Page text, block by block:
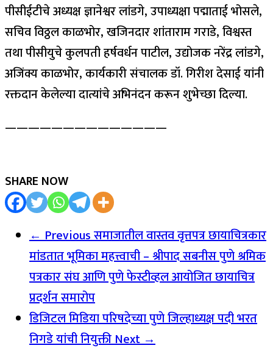
पीसीईटीचे अध्यक्ष ज्ञानेश्वर लांडगे, उपाध्यक्षा पद्माताई भोसले,
सचिव विठ्ठल काळभोर, खजिनदार शांताराम गराडे, विश्वस्त
तथा पीसीयुचे कुलपती हर्षवर्धन पाटील, उद्योजक नरेंद्र लांडगे,
अजिंक्य काळभोर, कार्यकारी संचालक डॉ. गिरीश देसाई यांनी
रक्तदान केलेल्या दात्यांचे अभिनंदन करून शुभेच्छा दिल्या.
——————————————
SHARE NOW
← Previousसमाजातील वास्तव वृत्तपत्र छायाचित्रकार
मांडतात भूमिका महत्त्वाची – श्रीपाद सबनीस पुणे श्रमिक
पत्रकार संघ आणि पुणे फेस्टीव्हल आयोजित छायाचित्र
प्रदर्शन समारोप
डिजिटल मिडिया परिषदेच्या पुणे जिल्हाध्यक्ष पदी भरत
निगडे यांची नियुक्तीNext →